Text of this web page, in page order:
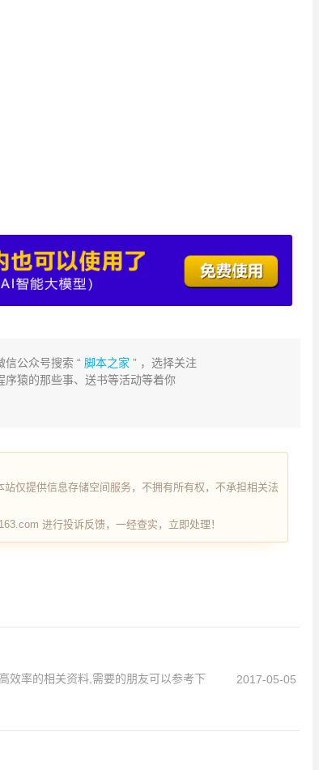
信公众号搜索 “脚本之家 ” ，选择关注
序猿的那些事、送书等活动等着你
仅提供信息存储空间服务，不拥有所有权，不承担相关法
进行投诉反馈，一经查实，立即处理！
效率的相关资料,需要的朋友可以参考下 2017-05-05